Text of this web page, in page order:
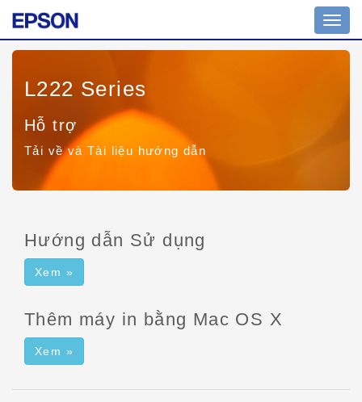
Bật/
L222 Series
Hỗ trợ
Tải về và Tài liệu hướng dẫn
Hướng dẫn Sử dụng
Xem »
Thêm máy in bằng Mac OS X
Xem »